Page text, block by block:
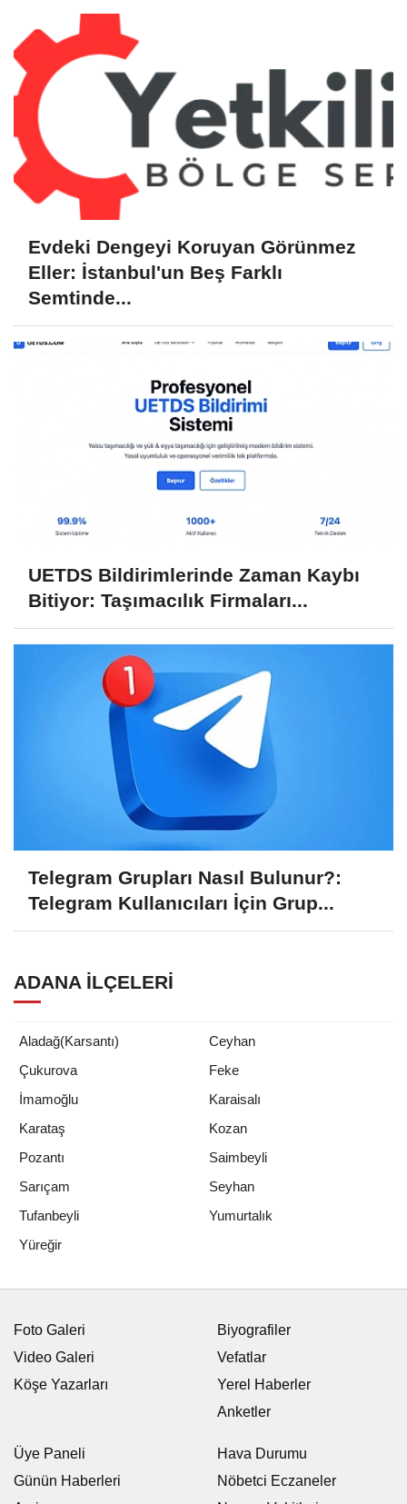
Evdeki Dengeyi Koruyan Görünmez
Eller: İstanbul'un Beş Farklı
Semtinde...
UETDS Bildirimlerinde Zaman Kaybı
Bitiyor: Taşımacılık Firmaları...
Telegram Grupları Nasıl Bulunur?:
Telegram Kullanıcıları İçin Grup...
ADANA İLÇELERI
Aladağ(Karsantı)
Ceyhan
Çukurova
Feke
İmamoğlu
Karaisalı
Karataş
Kozan
Pozantı
Saimbeyli
Sarıçam
Seyhan
Tufanbeyli
Yumurtalık
Yüreğir
Foto Galeri
Video Galeri
Köşe Yazarları
Biyografiler
Vefatlar
Yerel Haberler
Anketler
Üye Paneli
Günün Haberleri
Hava Durumu
Nöbetci Eczaneler